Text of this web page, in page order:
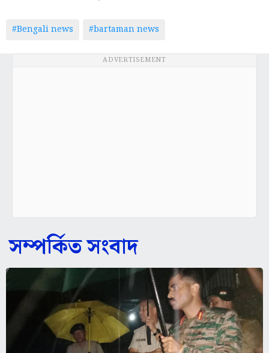
#Bengali news #bartaman news
ADVERTISEMENT
সম্পর্কিত সংবাদ